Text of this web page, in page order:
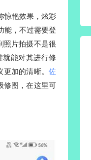
惊艳效果，炫彩
能，不过需要登
照片拍摄不是很
就能对其进行修
加的清晰。 佐
修图，在这里可